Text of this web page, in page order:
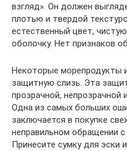
взгляд». Он должен
плотью и твердой
естественный цвет,
оболочку. Нет признаков
Некоторые морепродукты
защитную слизь. Эта
прозрачной, непрозрачной
Одна из самых больших
заключается в покупке
неправильном обращении
Принесите сумку для эски